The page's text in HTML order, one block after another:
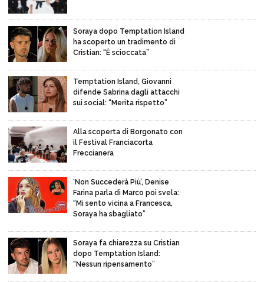
Soraya dopo Temptation Island
ha scoperto un tradimento di
Cristian: “È scioccata”
Temptation Island, Giovanni
difende Sabrina dagli attacchi
sui social: “Merita rispetto”
Alla scoperta di Borgonato con
il Festival Franciacorta
Freccianera
‘Non Succederà Più’, Denise
Farina parla di Marco poi svela:
“Mi sento vicina a Francesca,
Soraya ha sbagliato”
Soraya fa chiarezza su Cristian
dopo Temptation Island:
“Nessun ripensamento”